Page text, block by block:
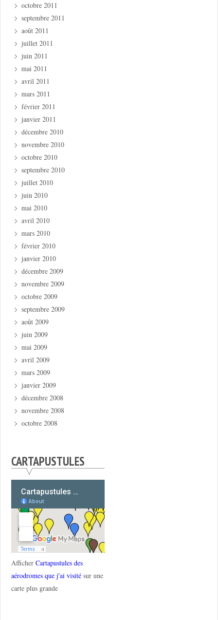
octobre 2011
septembre 2011
août 2011
juillet 2011
juin 2011
mai 2011
avril 2011
mars 2011
février 2011
janvier 2011
décembre 2010
novembre 2010
octobre 2010
septembre 2010
juillet 2010
juin 2010
mai 2010
avril 2010
mars 2010
février 2010
janvier 2010
décembre 2009
novembre 2009
octobre 2009
septembre 2009
août 2009
juin 2009
mai 2009
avril 2009
mars 2009
janvier 2009
décembre 2008
novembre 2008
octobre 2008
CARTAPUSTULES
Afficher Cartapustules des
aérodromes que j'ai visitésur une
carte plus grande